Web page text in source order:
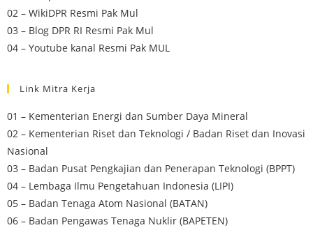
02 – WikiDPR Resmi Pak Mul
03 – Blog DPR RI Resmi Pak Mul
04 – Youtube kanal Resmi Pak MUL
Link Mitra Kerja
01 – Kementerian Energi dan Sumber Daya Mineral
02 – Kementerian Riset dan Teknologi / Badan Riset dan Inovasi
Nasional
03 – Badan Pusat Pengkajian dan Penerapan Teknologi (BPPT)
04 – Lembaga Ilmu Pengetahuan Indonesia (LIPI)
05 – Badan Tenaga Atom Nasional (BATAN)
06 – Badan Pengawas Tenaga Nuklir (BAPETEN)